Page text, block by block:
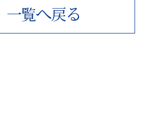
一覧へ戻る